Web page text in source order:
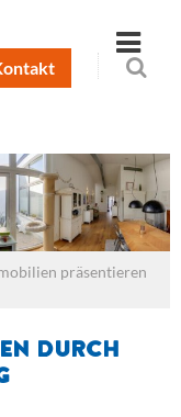
präsentieren
durch